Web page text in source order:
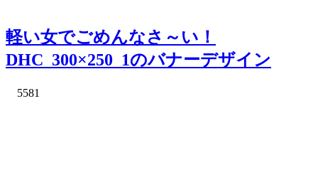
軽い女でごめんなさ～い！
DHC_300×250_1のバナーデザイン
5581